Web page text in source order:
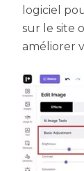
logiciel
sur le site
améliorer